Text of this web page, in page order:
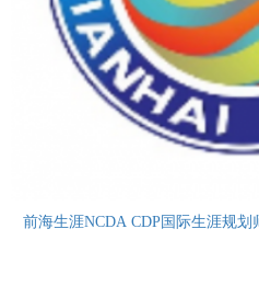
前海生涯NCDA CDP国际生涯规划